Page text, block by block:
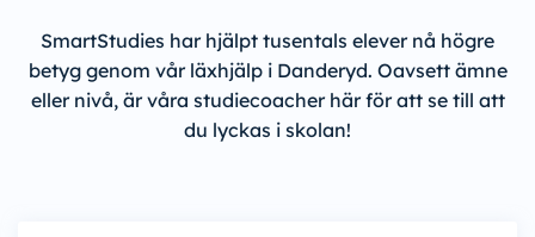
SmartStudies har hjälpt tusentals elever nå högre
betyg genom vår läxhjälp i Danderyd. Oavsett ämne
eller nivå, är våra studiecoacher här för att se till att
du lyckas i skolan!